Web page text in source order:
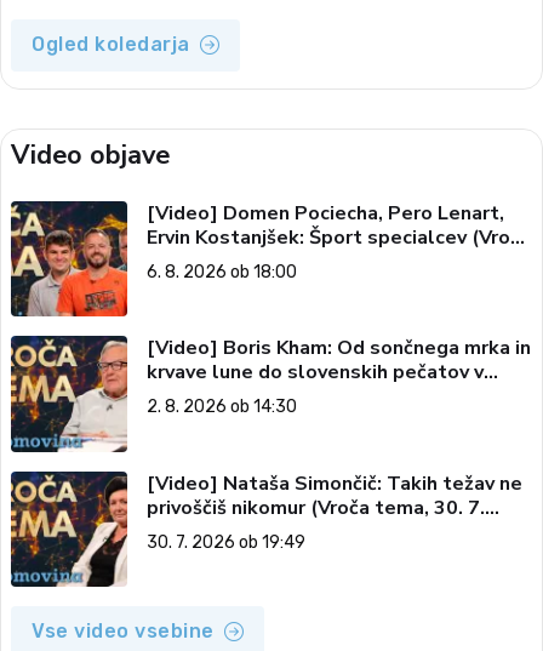
Ogled koledarja
Video objave
[Video] Domen Pociecha, Pero Lenart,
Ervin Kostanjšek: Šport specialcev (Vroča
tema, 6. 8. 2026)
6. 8. 2026 ob 18:00
[Video] Boris Kham: Od sončnega mrka in
krvave lune do slovenskih pečatov v
vesolju (Vroča tema, 2. 8. 2026)
2. 8. 2026 ob 14:30
[Video] Nataša Simončič: Takih težav ne
privoščiš nikomur (Vroča tema, 30. 7.
2026)
30. 7. 2026 ob 19:49
Vse video vsebine